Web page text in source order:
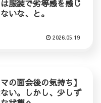
服装で劣等感を感じ
いな、と。
2026.05.19
マの面会後の気持ち】
い。しかし、少しず